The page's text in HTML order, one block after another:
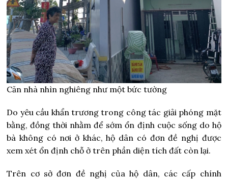
Căn nhà nhìn nghiêng như một bức tường
Do yêu cầu khẩn trương trong công tác giải phóng mặt
bằng, đồng thời nhằm để sớm ổn định cuộc sống do hộ
bà không có nơi ở khác, hộ dân có đơn đề nghị được
xem xét ổn định chỗ ở trên phần diện tích đất còn lại.
Trên cơ sở đơn đề nghị của hộ dân, các cấp chính